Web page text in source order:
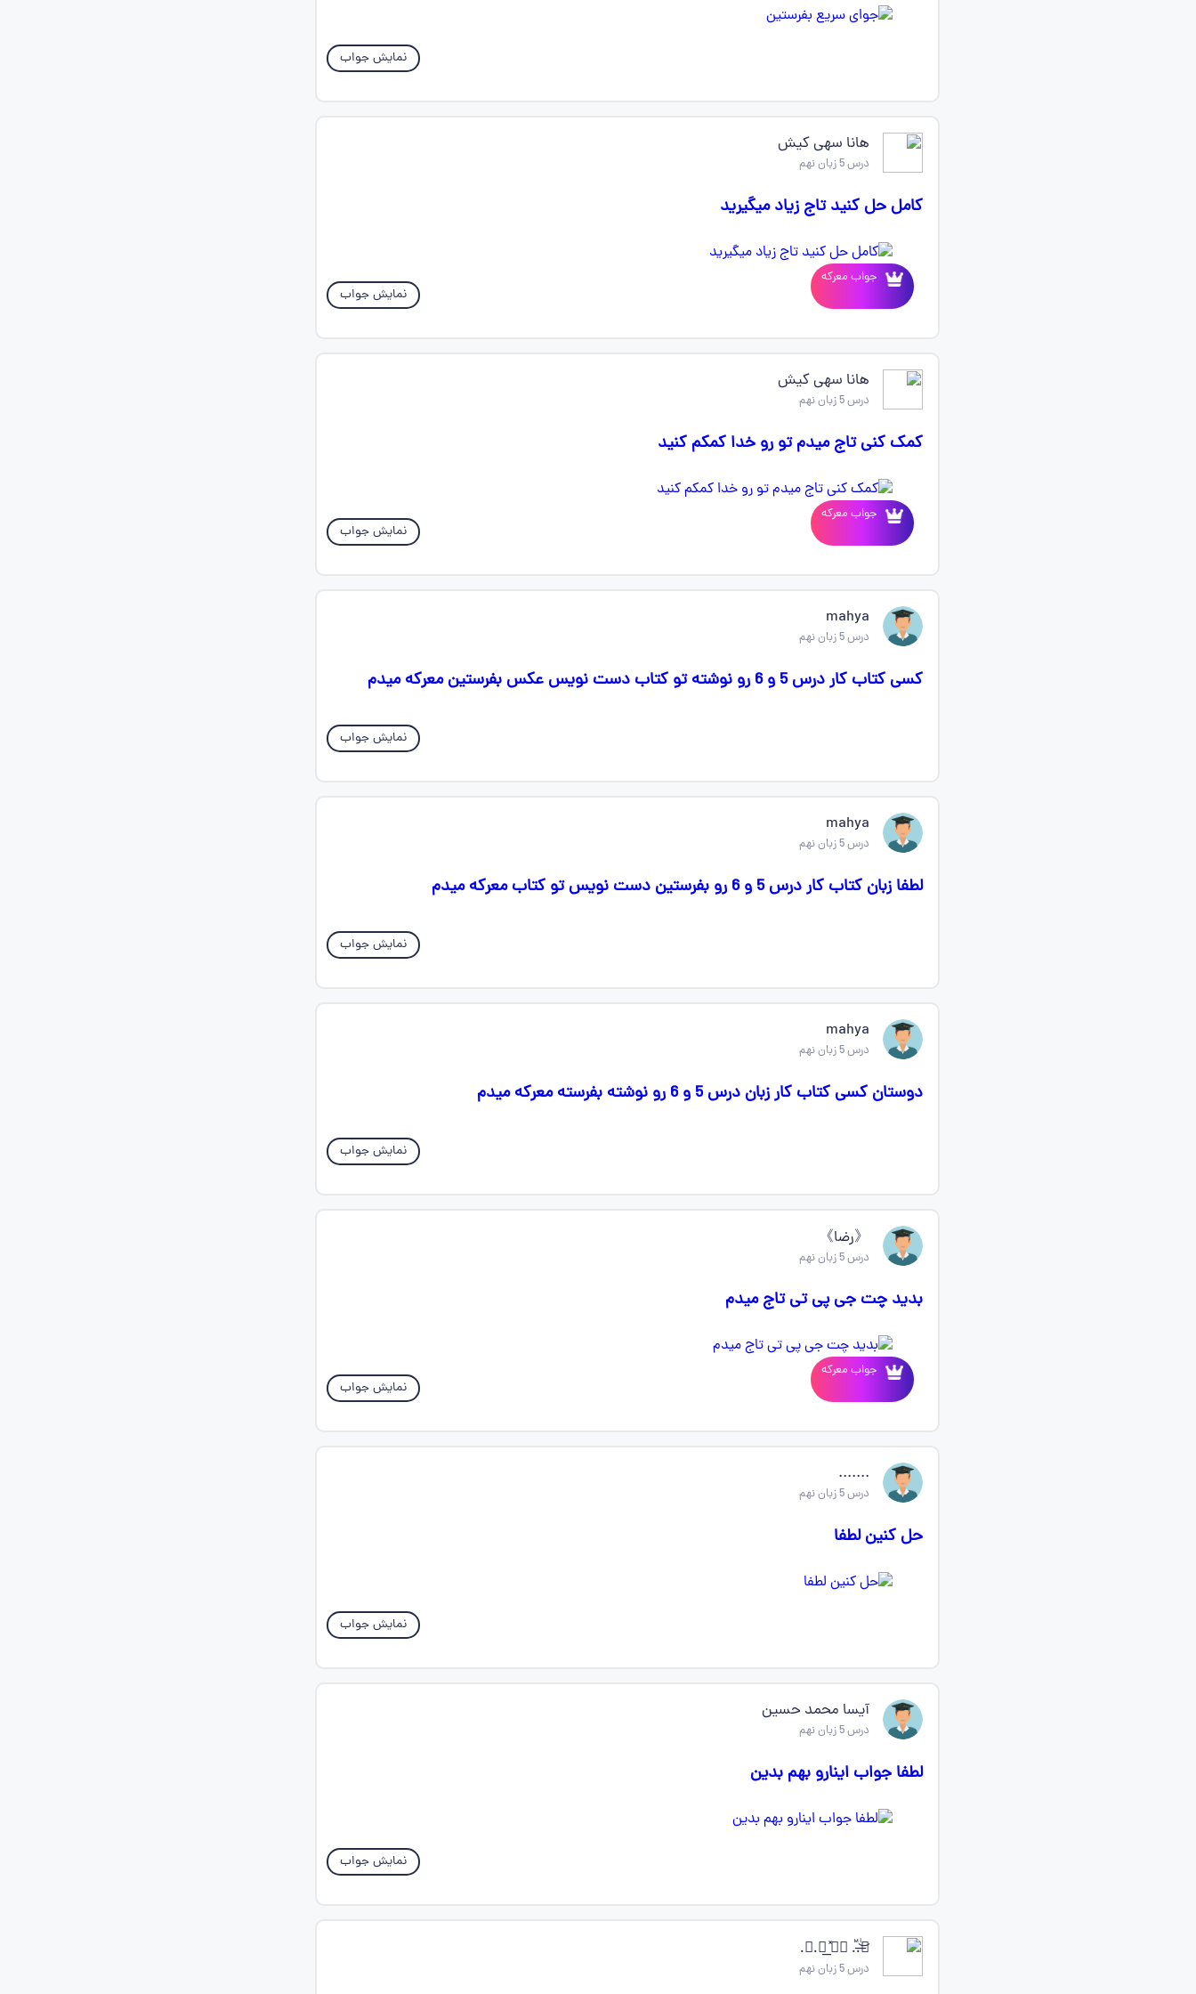
نمایش جواب
هانا سهی کیش
درس 5 زبان نهم
کامل حل کنید تاج زیاد میگیرید
جواب معرکه
نمایش جواب
هانا سهی کیش
درس 5 زبان نهم
کمک کنی تاج میدم تو رو خدا کمکم کنید
جواب معرکه
نمایش جواب
mahya
درس 5 زبان نهم
کسی کتاب کار درس 5 و 6 رو نوشته تو کتاب دست نویس عکس بفرستین معرکه میدم
نمایش جواب
mahya
درس 5 زبان نهم
لطفا زبان کتاب کار درس 5 و 6 رو بفرستین دست نویس تو کتاب معرکه میدم
نمایش جواب
mahya
درس 5 زبان نهم
دوستان کسی کتاب کار زبان درس 5 و 6 رو نوشته بفرسته معرکه میدم
نمایش جواب
《رضا》
درس 5 زبان نهم
بدید چت جی پی تی تاج میدم
جواب معرکه
نمایش جواب
.......
درس 5 زبان نهم
حل کنین لطفا
نمایش جواب
آیسا محمد حسین
درس 5 زبان نهم
لطفا جواب اینارو بهم بدین
نمایش جواب
‌✫.̶ᷝ͜.ᷟ ▴⃯ ̽.⃕͟.ྂ
درس 5 زبان نهم